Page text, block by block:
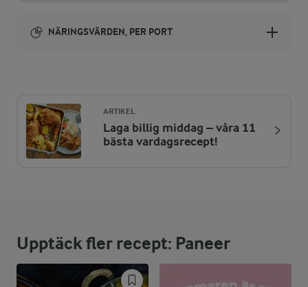
NÄRINGSVÄRDEN, PER PORT
ENERGIDISTRIBUTION %
NÄRINGSVÄRDEN PER PORT
Fett:
55,1 %
13,1 g
Kolhydrater:
ARTIKEL
Laga billig middag – våra 11
bästa vardagsrecept!
Upptäck fler recept: Paneer